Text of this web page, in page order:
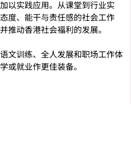
以实践应用。从课堂到行业实
度、能干与责任感的社会工作
推动香港社会福利的发展。
文训练、全人发展和职场工作体
或就业作更佳装备。